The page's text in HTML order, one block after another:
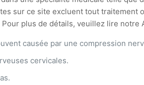
sur ce site excluent tout traitement
plus de détails, veuillez lire notre
causée par une compression
cervicales.